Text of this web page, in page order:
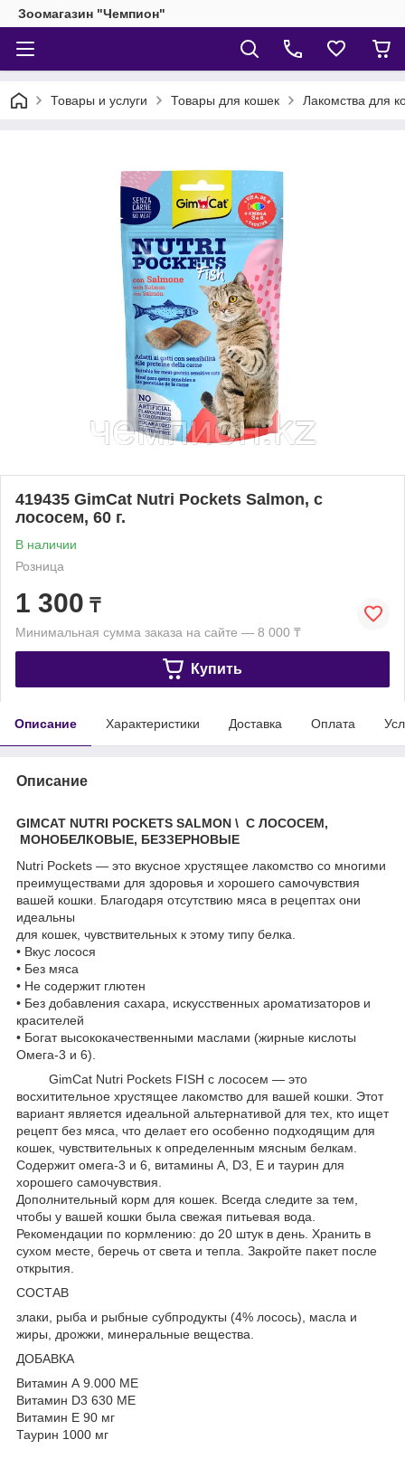
Зоомагазин "Чемпион"
Товары и услуги Товары для кошек Лакомства для
419435 GimCat Nutri Pockets Salmon, с
лососем, 60 г.
В наличии
Розница
1 300 ₸
Минимальная сумма заказа на сайте — 8 000 ₸
Купить
Описание Характеристики Доставка Оплата
Описание
GIMCAT NUTRI POCKETS SALMON \ С ЛОСОСЕМ,
МОНОБЕЛКОВЫЕ, БЕЗЗЕРНОВЫЕ
Nutri Pockets — это вкусное хрустящее лакомство со многими
преимуществами для здоровья и хорошего самочувствия
вашей кошки. Благодаря отсутствию мяса в рецептах они
идеальны
для кошек, чувствительных к этому типу белка.
• Вкус лосося
• Без мяса
• Не содержит глютен
• Без добавления сахара, искусственных ароматизаторов и
красителей
• Богат высококачественными маслами (жирные кислоты
Омега-3 и 6).
GimCat Nutri Pockets FISH с лососем — это
восхитительное хрустящее лакомство для вашей кошки. Этот
вариант является идеальной альтернативой для тех, кто ищет
рецепт без мяса, что делает его особенно подходящим для
кошек, чувствительных к определенным мясным белкам.
Содержит омега-3 и 6, витамины A, D3, E и таурин для
хорошего самочувствия.
Дополнительный корм для кошек. Всегда следите за тем,
чтобы у вашей кошки была свежая питьевая вода.
Рекомендации по кормлению: до 20 штук в день. Хранить в
сухом месте, беречь от света и тепла. Закройте пакет после
открытия.
СОСТАВ
злаки, рыба и рыбные субпродукты (4% лосось), масла и
жиры, дрожжи, минеральные вещества.
ДОБАВКА
Витамин А 9.000 МЕ
Витамин D3 630 ME
Витамин Е 90 мг
Таурин 1000 мг